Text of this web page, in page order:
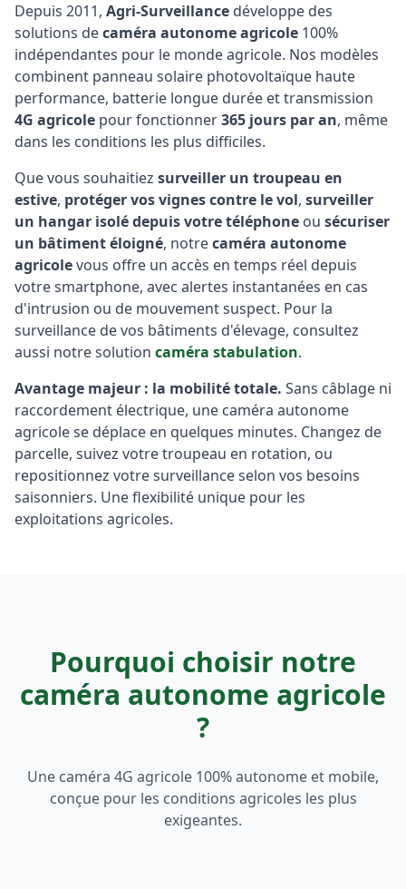
Depuis 2011, Agri-Surveillance développe des
solutions decaméra autonome agricole 100%
indépendantes pour le monde agricole. Nos modèles
combinent panneau solaire photovoltaïque haute
performance, batterie longue durée et transmission
4G agricole pour fonctionner365 jours par an, même
dans les conditions les plus difficiles.
Que vous souhaitiez surveiller un troupeau en
estive, protéger vos vignes contre le vol, surveiller
un hangar isolé depuis votre téléphone ou sécuriser
un bâtiment éloigné, notrecaméra autonome
agricolevous offre un accès en temps réel depuis
votre smartphone, avec alertes instantanées en cas
d'intrusion ou de mouvement suspect. Pour la
surveillance de vos bâtiments d'élevage, consultez
aussi notre solution caméra stabulation.
Avantage majeur : la mobilité totale. Sans câblage ni
raccordement électrique, une caméra autonome
agricole se déplace en quelques minutes. Changez de
parcelle, suivez votre troupeau en rotation, ou
repositionnez votre surveillance selon vos besoins
saisonniers. Une flexibilité unique pour les
exploitations agricoles.
Pourquoi choisir notre
caméra autonome agricole
?
Une caméra 4G agricole 100% autonome et mobile,
conçue pour les conditions agricoles les plus
exigeantes.